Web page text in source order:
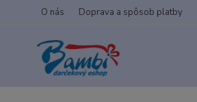
O nás Doprava a spôsob platby